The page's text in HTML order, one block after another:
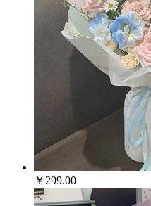
￥299.00